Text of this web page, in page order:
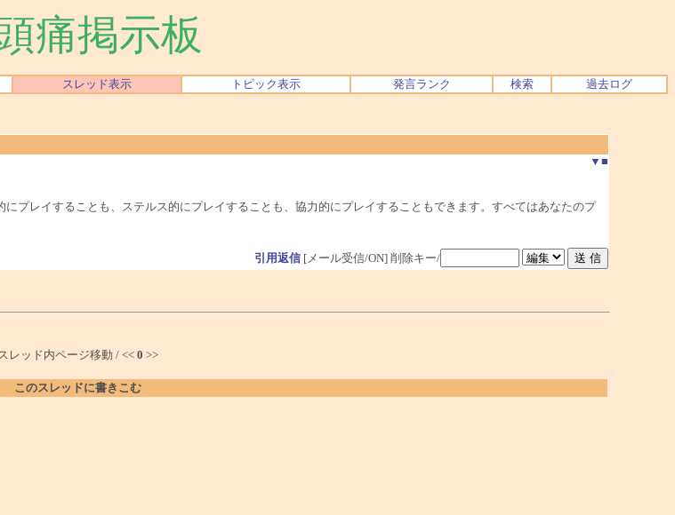
痛掲示板
スレッド表示 トピック表示 発言ランク 検索 過去ログ
▼ ■
プレイすることも、ステルス的にプレイすることも、協力的にプレイすることもできます。すべてはあなたのプ
引用返信[メール受信/ON] 削除キー/
レッド内ページ移動 / <<0 >>
このスレッドに書きこむ